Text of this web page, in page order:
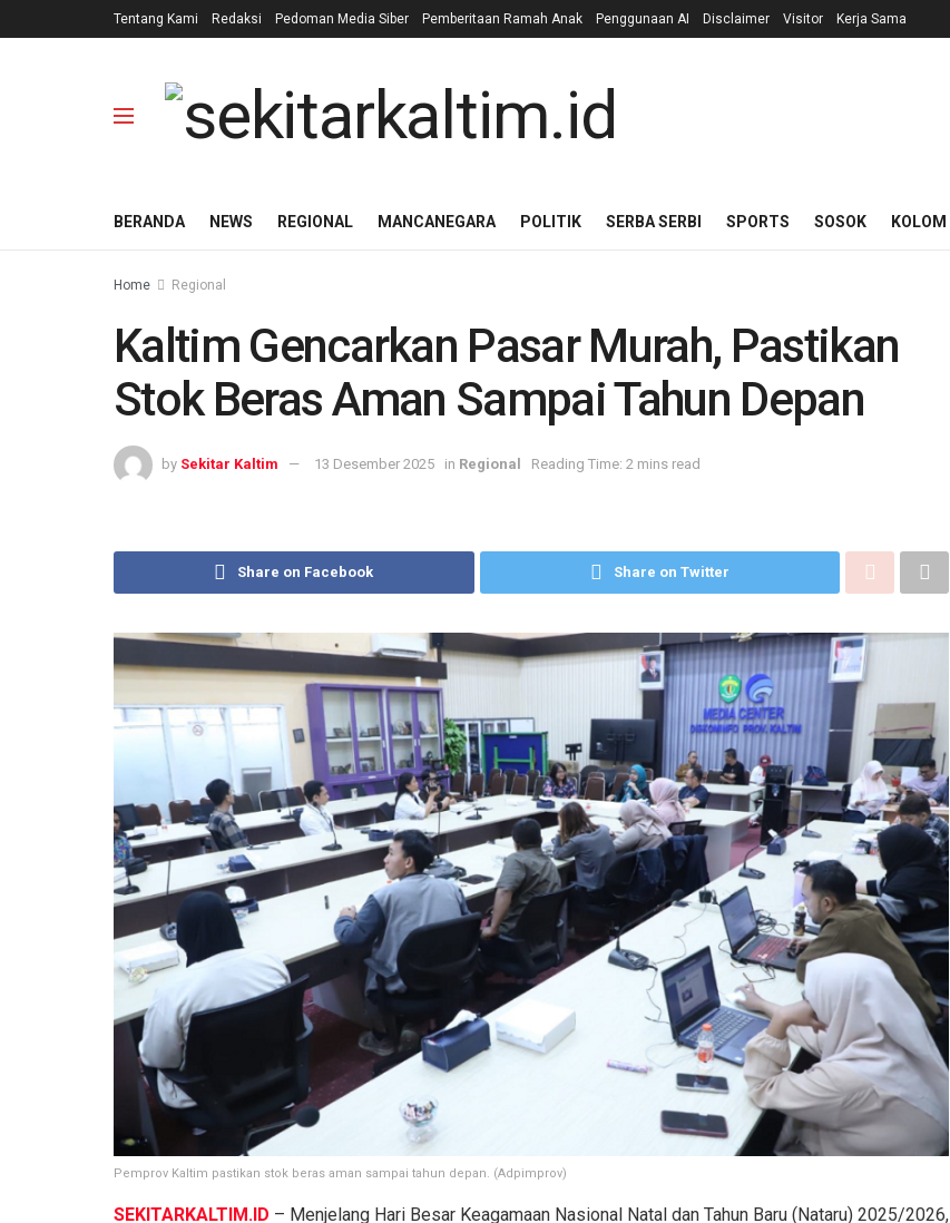
Tentang Kami Redaksi Pedoman Media Siber Pemberitaan Ramah Anak Penggunaan AI Disclaimer Visitor Kerja Sama
BERANDA NEWS REGIONAL MANCANEGARA POLITIK SERBA SERBI SPORTS SOSOK KOLOM
Home Regional
Kaltim Gencarkan Pasar Murah, Pastikan
Stok Beras Aman Sampai Tahun Depan
by Sekitar Kaltim 13 Desember 2025 in Regional Reading Time: 2 mins read
Share on Facebook Share on Twitter
Pemprov Kaltim pastikan stok beras aman sampai tahun depan. (Adpimprov)
SEKITARKALTIM.ID – Menjelang Hari Besar Keagamaan Nasional Natal dan Tahun Baru (Nataru) 2025/2026,